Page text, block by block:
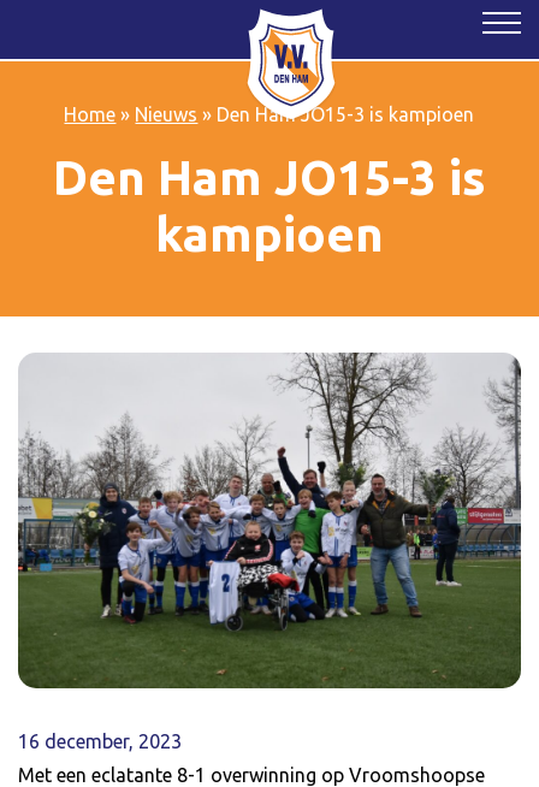
Home » Nieuws » Den Ham JO15-3 is kampioen
Den Ham JO15-3 is
kampioen
16 december, 2023
Met een eclatante 8-1 overwinning op Vroomshoopse